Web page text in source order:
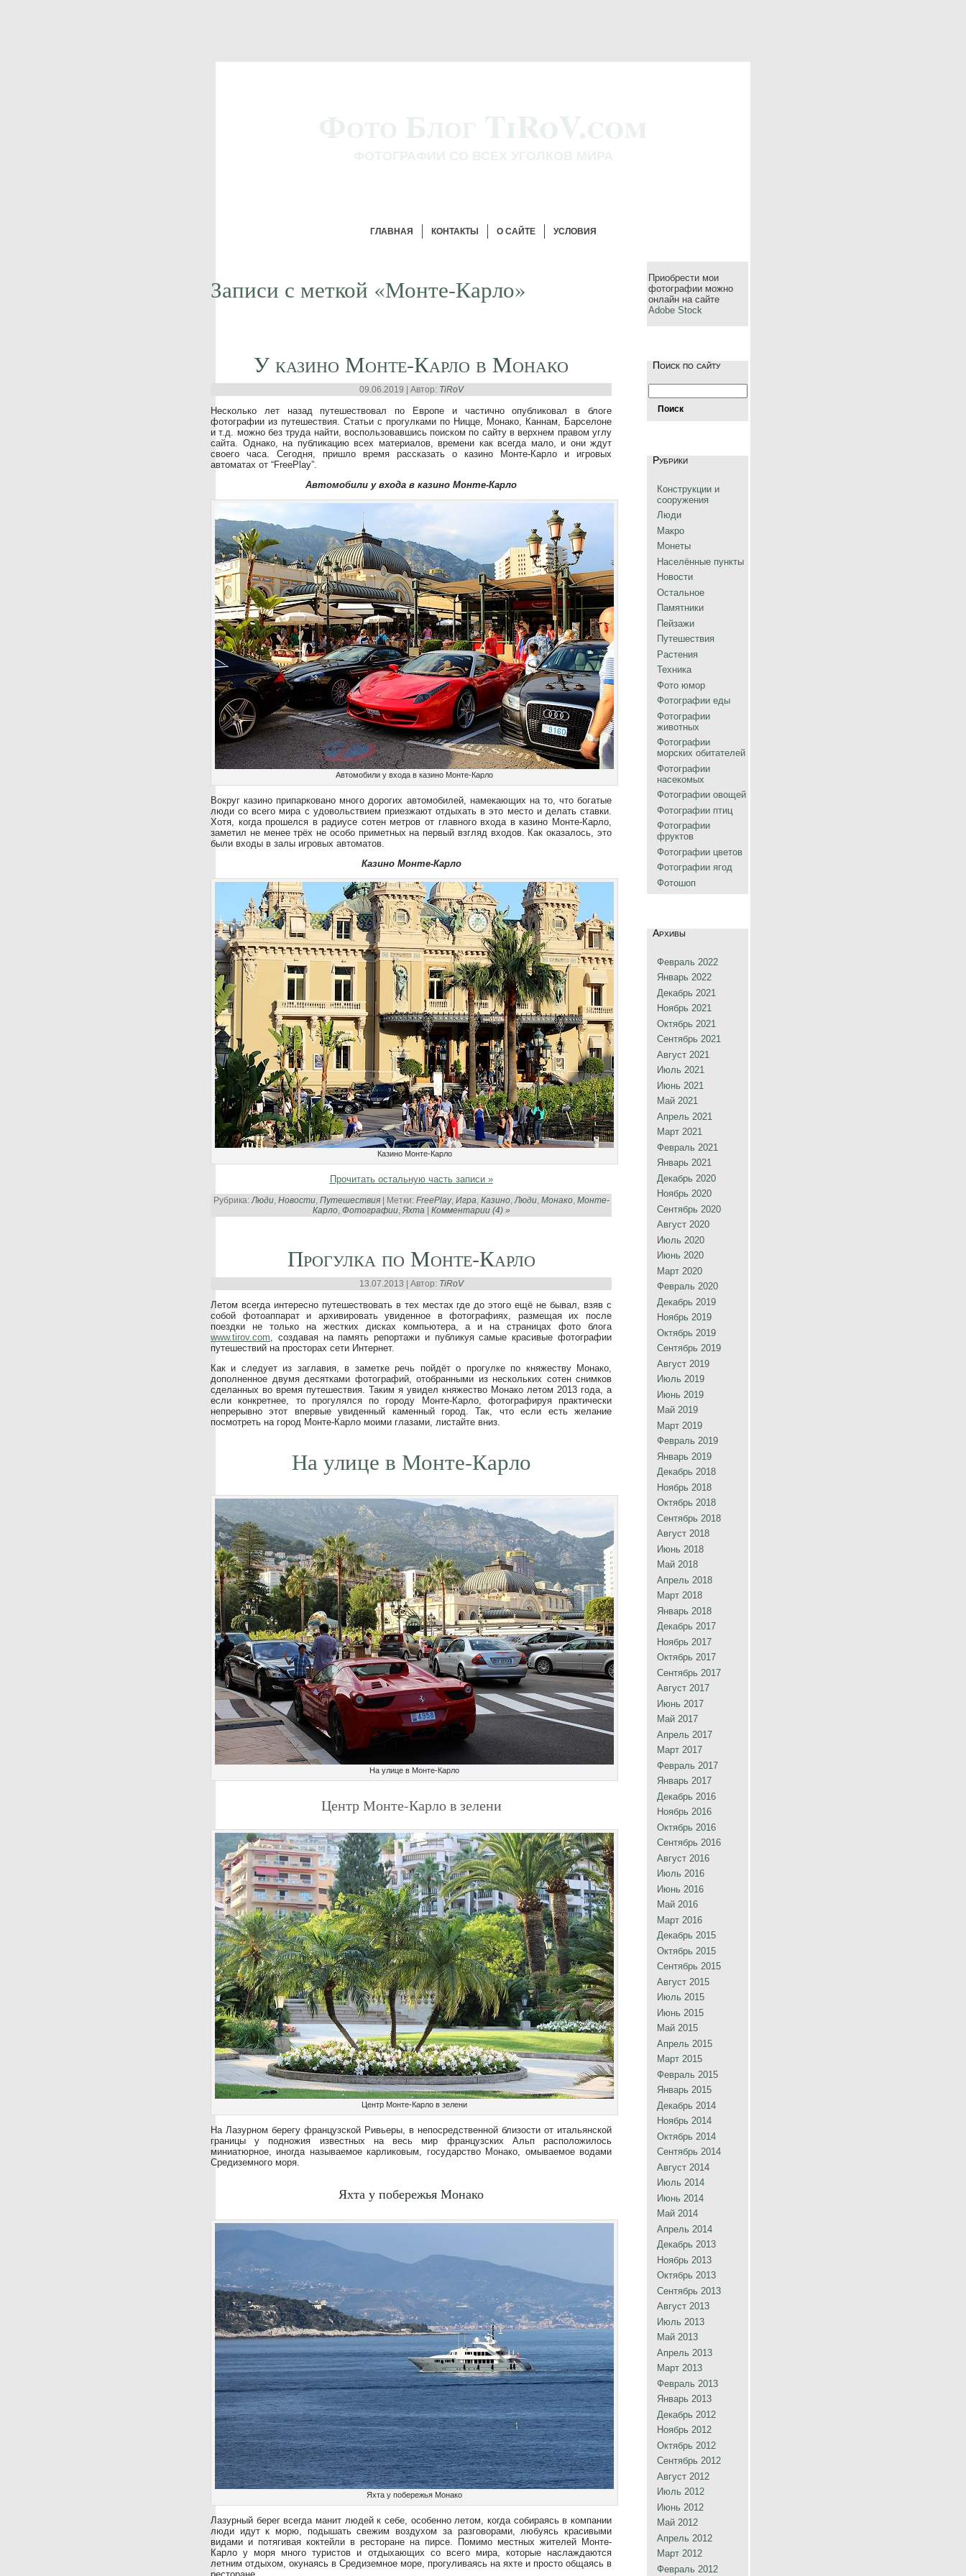
ГЛАВНАЯ КОНТАКТЫ О САЙТЕ УСЛОВИЯ
Записи с меткой «Монте-Карло»
У казино Монте-Карло в Монако
09.06.2019 | Автор: TiRoV
Несколько лет назад путешествовал по Европе и частично опубликовал в блоге
фотографии из путешествия. Статьи с прогулками по Ницце, Монако, Каннам, Барселоне
и т.д. можно без труда найти, воспользовавшись поиском по сайту в верхнем правом углу
сайта. Однако, на публикацию всех материалов, времени как всегда мало, и они ждут
своего часа. Сегодня, пришло время рассказать о казино Монте-Карло и игровых
автоматах от “FreePlay”.
Автомобили у входа в казино Монте-Карло
Автомобили у входа в казино Монте-Карло
Вокруг казино припарковано много дорогих автомобилей, намекающих на то, что богатые
люди со всего мира с удовольствием приезжают отдыхать в это место и делать ставки.
Хотя, когда прошелся в радиусе сотен метров от главного входа в казино Монте-Карло,
заметил не менее трёх не особо приметных на первый взгляд входов. Как оказалось, это
были входы в залы игровых автоматов.
Казино Монте-Карло
Казино Монте-Карло
Прочитать остальную часть записи »
Рубрика:Люди, Новости, Путешествия| Метки: FreePlay, Игра, Казино,Люди, Монако, Монте-
Карло, Фотографии,Яхта| Комментарии (4) »
Прогулка по Монте-Карло
13.07.2013 | Автор: TiRoV
Летом всегда интересно путешествовать в тех местах где до этого ещё не бывал, взяв с
собой фотоаппарат и архивировать увиденное в фотографиях, размещая их после
поездки не только на жестких дисках компьютера, а и на страницах фото блога
www.tirov.com, создавая на память репортажи и публикуя самые красивые фотографии
путешествий на просторах сети Интернет.
Как и следует из заглавия, в заметке речь пойдёт о прогулке по княжеству Монако,
дополненное двумя десятками фотографий, отобранными из нескольких сотен снимков
сделанных во время путешествия. Таким я увидел княжество Монако летом 2013 года, а
если конкретнее, то прогулялся по городу Монте-Карло, фотографируя практически
непрерывно этот впервые увиденный каменный город. Так, что если есть желание
посмотреть на город Монте-Карло моими глазами, листайте вниз.
На улице в Монте-Карло
На улице в Монте-Карло
Центр Монте-Карло в зелени
Центр Монте-Карло в зелени
На Лазурном берегу французской Ривьеры, в непосредственной близости от итальянской
границы у подножия известных на весь мир французских Альп расположилось
миниатюрное, иногда называемое карликовым, государство Монако, омываемое водами
Средиземного моря.
Яхта у побережья Монако
Яхта у побережья Монако
Лазурный берег всегда манит людей к себе, особенно летом, когда собираясь в компании
люди идут к морю, подышать свежим воздухом за разговорами, любуясь красивыми
видами и потягивая коктейли в ресторане на пирсе. Помимо местных жителей Монте-
Карло у моря много туристов и отдыхающих со всего мира, которые наслаждаются
летним отдыхом, окунаясь в Средиземное море, прогуливаясь на яхте и просто общаясь в
ресторане.
Приобрести мои
фотографии можно
онлайн на сайте
Adobe Stock
Поиск по сайту
Рубрики
Конструкции и
сооружения
Люди
Макро
Монеты
Населённые пункты
Новости
Остальное
Памятники
Пейзажи
Путешествия
Растения
Техника
Фото юмор
Фотографии еды
Фотографии
животных
Фотографии
морских обитателей
Фотографии
насекомых
Фотографии овощей
Фотографии птиц
Фотографии
фруктов
Фотографии цветов
Фотографии ягод
Фотошоп
Архивы
Февраль 2022
Январь 2022
Декабрь 2021
Ноябрь 2021
Октябрь 2021
Сентябрь 2021
Август 2021
Июль 2021
Июнь 2021
Май 2021
Апрель 2021
Март 2021
Февраль 2021
Январь 2021
Декабрь 2020
Ноябрь 2020
Сентябрь 2020
Август 2020
Июль 2020
Июнь 2020
Март 2020
Февраль 2020
Декабрь 2019
Ноябрь 2019
Октябрь 2019
Сентябрь 2019
Август 2019
Июль 2019
Июнь 2019
Май 2019
Март 2019
Февраль 2019
Январь 2019
Декабрь 2018
Ноябрь 2018
Октябрь 2018
Сентябрь 2018
Август 2018
Июнь 2018
Май 2018
Апрель 2018
Март 2018
Январь 2018
Декабрь 2017
Ноябрь 2017
Октябрь 2017
Сентябрь 2017
Август 2017
Июнь 2017
Май 2017
Апрель 2017
Март 2017
Февраль 2017
Январь 2017
Декабрь 2016
Ноябрь 2016
Октябрь 2016
Сентябрь 2016
Август 2016
Июль 2016
Июнь 2016
Май 2016
Март 2016
Декабрь 2015
Октябрь 2015
Сентябрь 2015
Август 2015
Июль 2015
Июнь 2015
Май 2015
Апрель 2015
Март 2015
Февраль 2015
Январь 2015
Декабрь 2014
Ноябрь 2014
Октябрь 2014
Сентябрь 2014
Август 2014
Июль 2014
Июнь 2014
Май 2014
Апрель 2014
Декабрь 2013
Ноябрь 2013
Октябрь 2013
Сентябрь 2013
Август 2013
Июль 2013
Май 2013
Апрель 2013
Март 2013
Февраль 2013
Январь 2013
Декабрь 2012
Ноябрь 2012
Октябрь 2012
Сентябрь 2012
Август 2012
Июль 2012
Июнь 2012
Май 2012
Апрель 2012
Март 2012
Февраль 2012